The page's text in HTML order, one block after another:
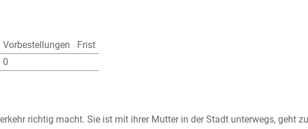
Vorbestellungen
Frist
0
richtig macht. Sie ist mit ihrer Mutter in der Stadt unterwegs, geht